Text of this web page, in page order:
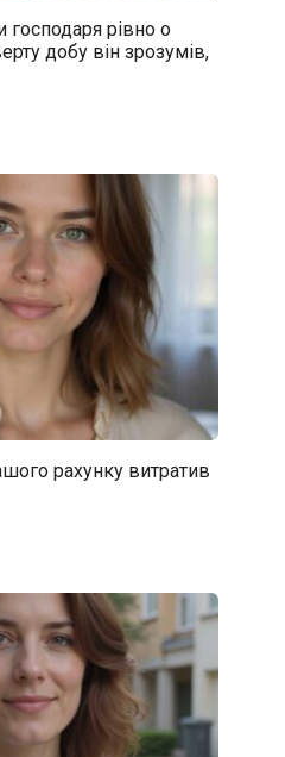
господаря рівно о
добу він зрозумів,
рахунку витратив